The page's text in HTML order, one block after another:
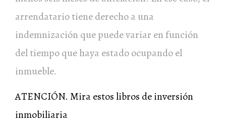
arrendatario tiene derecho a una
indemnización que puede variar en función
del tiempo que haya estado ocupando el
inmueble.
ATENCIÓN. Mira estos libros de inversión
inmobiliaria